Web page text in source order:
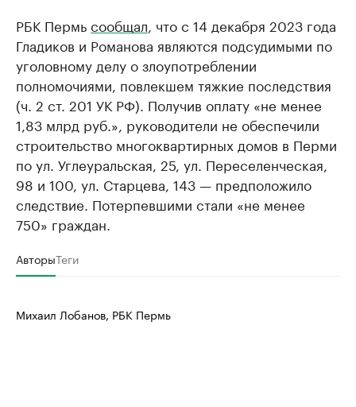
РБК Пермьсообщал , что с 14 декабря 2023 года
Гладиков и Романова являются подсудимыми по
уголовному делу о злоупотреблении
полномочиями, повлекшем тяжкие последствия
(ч. 2 ст. 201 УК РФ). Получив оплату «не менее
1,83 млрд руб.», руководители не обеспечили
строительство многоквартирных домов в Перми
по ул. Углеуральская, 25, ул. Переселенческая,
98 и 100, ул. Старцева, 143 — предположило
следствие. Потерпевшими стали «не менее
750» граждан.
АвторыТеги
Михаил Лобанов, РБК Пермь